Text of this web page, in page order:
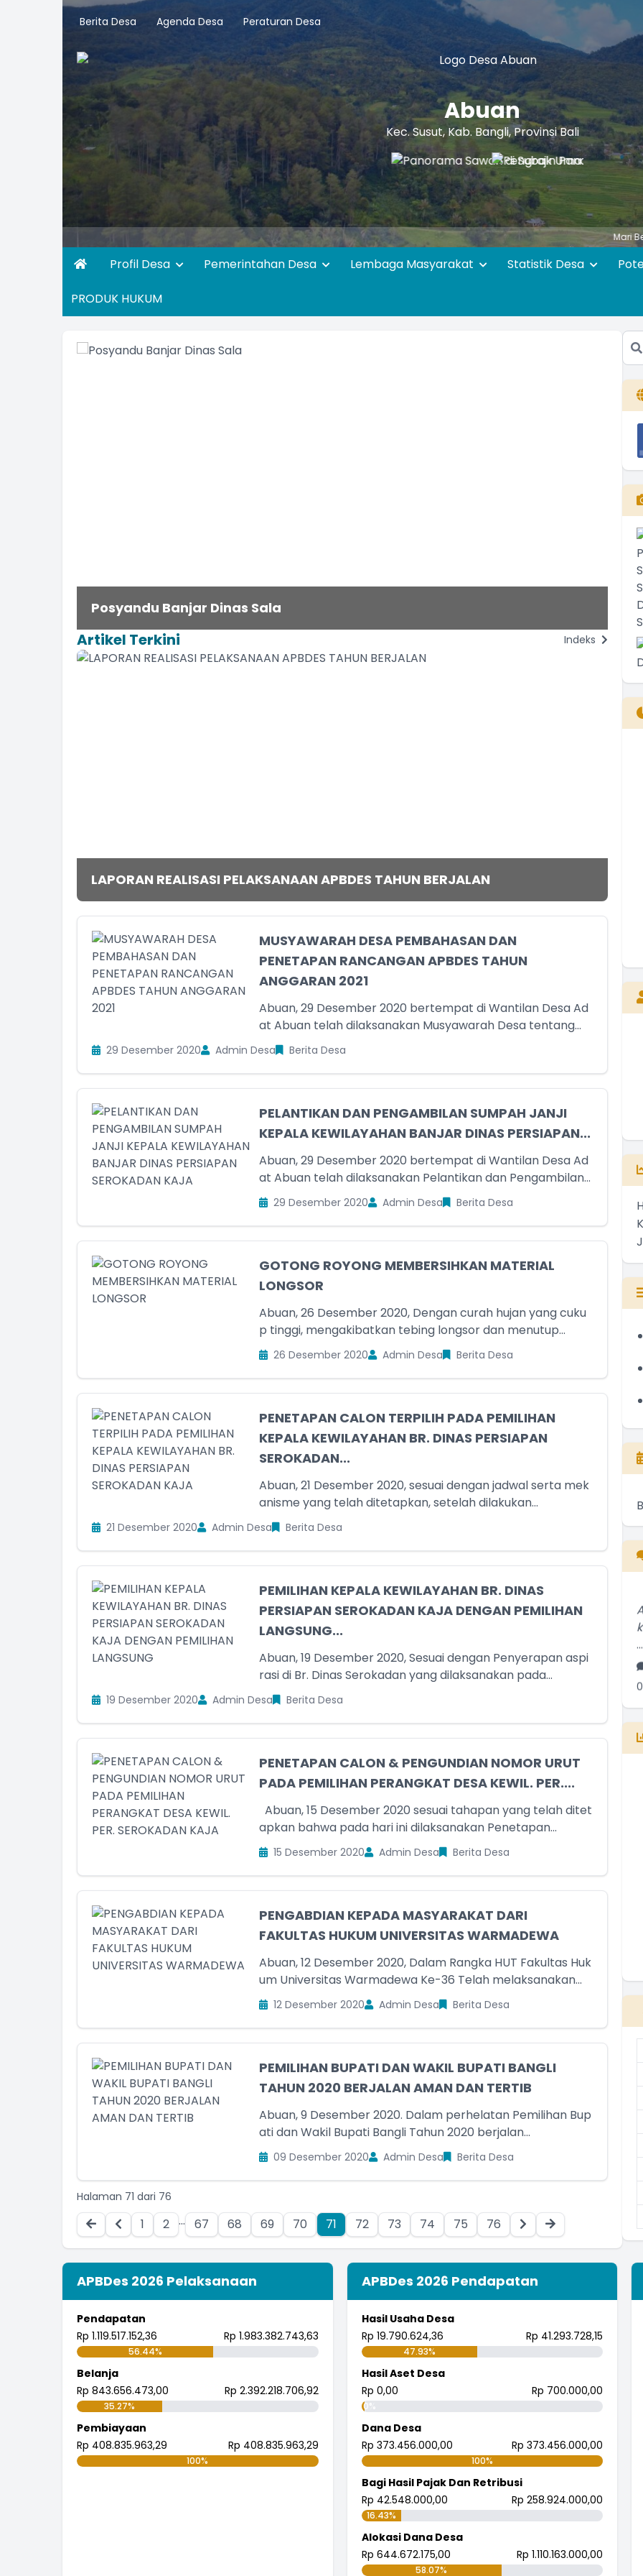
Berita Desa Agenda Desa Peraturan Desa
Abuan
Kec. Susut, Kab. Bangli, Provinsi Bali
Mari Bersama -
Profil Desa Pemerintahan Desa Lembaga Masyarakat Statistik Desa
PRODUK HUKUM
Posyandu Banjar Dinas Sala
Artikel Terkini Indeks
LAPORAN REALISASI PELAKSANAAN APBDES TAHUN BERJALAN
MUSYAWARAH DESA PEMBAHASAN DAN
PENETAPAN RANCANGAN APBDES TAHUN
ANGGARAN 2021
Abuan, 29 Desember 2020 bertempat di Wantilan Desa Ad
at Abuan telah dilaksanakan Musyawarah Desa tentang...
29 Desember 2020 Admin Desa Berita Desa
PELANTIKAN DAN PENGAMBILAN SUMPAH JANJI
KEPALA KEWILAYAHAN BANJAR DINAS PERSIAPAN...
Abuan, 29 Desember 2020 bertempat di Wantilan Desa Ad
at Abuan telah dilaksanakan Pelantikan dan Pengambilan...
29 Desember 2020 Admin Desa Berita Desa
GOTONG ROYONG MEMBERSIHKAN MATERIAL
LONGSOR
Abuan, 26 Desember 2020, Dengan curah hujan yang cuku
p tinggi, mengakibatkan tebing longsor dan menutup...
26 Desember 2020 Admin Desa Berita Desa
PENETAPAN CALON TERPILIH PADA PEMILIHAN
KEPALA KEWILAYAHAN BR. DINAS PERSIAPAN
SEROKADAN...
Abuan, 21 Desember 2020, sesuai dengan jadwal serta mek
anisme yang telah ditetapkan, setelah dilakukan...
21 Desember 2020 Admin Desa Berita Desa
PEMILIHAN KEPALA KEWILAYAHAN BR. DINAS
PERSIAPAN SEROKADAN KAJA DENGAN PEMILIHAN
LANGSUNG...
Abuan, 19 Desember 2020, Sesuai dengan Penyerapan aspi
rasi di Br. Dinas Serokadan yang dilaksanakan pada...
19 Desember 2020 Admin Desa Berita Desa
PENETAPAN CALON & PENGUNDIAN NOMOR URUT
PADA PEMILIHAN PERANGKAT DESA KEWIL. PER....
Abuan, 15 Desember 2020 sesuai tahapan yang telah ditet
apkan bahwa pada hari ini dilaksanakan Penetapan...
15 Desember 2020 Admin Desa Berita Desa
PENGABDIAN KEPADA MASYARAKAT DARI
FAKULTAS HUKUM UNIVERSITAS WARMADEWA
Abuan, 12 Desember 2020, Dalam Rangka HUT Fakultas Huk
um Universitas Warmadewa Ke-36 Telah melaksanakan...
12 Desember 2020 Admin Desa Berita Desa
PEMILIHAN BUPATI DAN WAKIL BUPATI BANGLI
TAHUN 2020 BERJALAN AMAN DAN TERTIB
Abuan, 9 Desember 2020. Dalam perhelatan Pemilihan Bup
ati dan Wakil Bupati Bangli Tahun 2020 berjalan...
09 Desember 2020 Admin Desa Berita Desa
Halaman 71 dari 76
1 2 ... 67 68 69 70 71 72 73 74 75 76
...
APBDes 2026 Pelaksanaan
Pendapatan
Rp 1.119.517.152,36
Rp 1.983.382.743,63
56.44%
Belanja
Rp 843.656.473,00
Rp 2.392.218.706,92
35.27%
Pembiayaan
Rp 408.835.963,29
Rp 408.835.963,29
100%
APBDes 2026 Pendapatan
Hasil Usaha Desa
Rp 19.790.624,36
Rp 41.293.728,15
47.93%
Hasil Aset Desa
Rp 0,00
Rp 700.000,00
0%
Dana Desa
Rp 373.456.000,00
Rp 373.456.000,00
100%
Bagi Hasil Pajak Dan Retribusi
Rp 42.548.000,00
Rp 258.924.000,00
16.43%
Alokasi Dana Desa
Rp 644.672.175,00
Rp 1.110.163.000,00
58.07%